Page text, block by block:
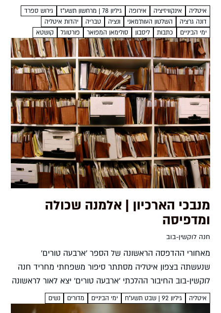
ביותר של המשפחה, דונה גרציה, הפכה סמל לגאווה יהודית,
ליוזמה ולסולידריות...
איטליה אינקוויזיציה אירופה גיליון 78 | מרחשון תשע"ז
גירוש ספרד
דונה גרציה
השלטון העות'מאני ונציה טבריה
יהדות איטליה
ימי הביניים
כתבות ליסבון סולימאן המפואר פורטוגל קושטא
מנבכי הארכיון | אלמנה שכולה
ומדפיסה
חנה לוקשין-בוב
מאחורי ההדפסה הראשונה של הספר 'ארבעה טורים'
שנעשתה בצפון איטליה מסתתר סיפור משפחתי מחריד חנה
לוקשין-בוב החיבור ההלכתי 'ארבעה טורים' יצא לאור לראשונה
איטליה גיליון 92 | שבט תשע"ח ימי הביניים מדורים נשים